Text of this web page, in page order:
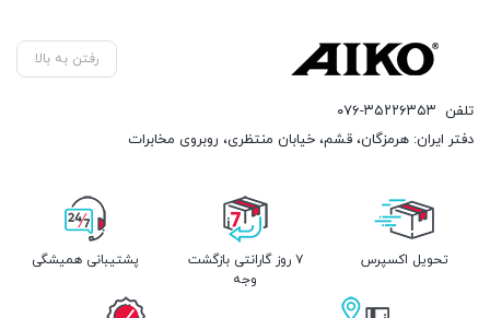
رفتن به بالا
تلفن ۰۷۶-۳۵۲۲۶۳۵۳
دفتر ایران: هرمزگان، قشم، خیابان منتظری، روبروی مخابرات
تحویل اکسپرس
۷ روز گارانتی بازگشت
وجه
پشتیبانی همیشگی